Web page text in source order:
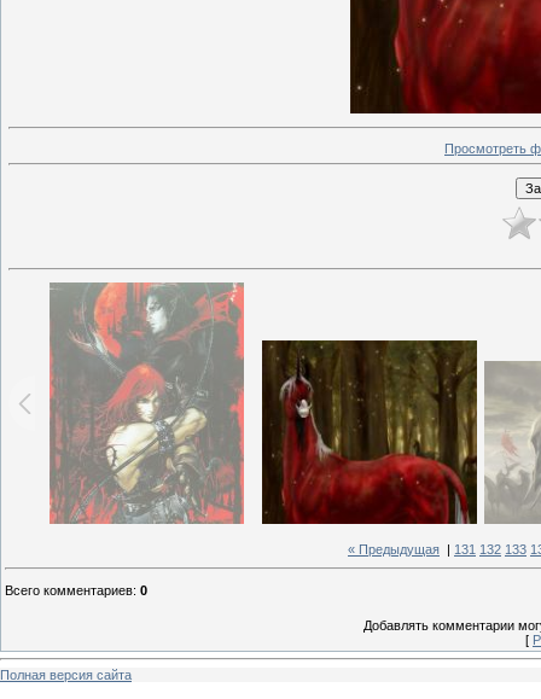
Просмотреть
« Предыдущая 131 132 133
Всего комментариев: 0
Добавлять комментарии
[
Полная версия сайта